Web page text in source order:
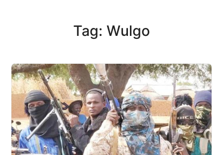
Tag: Wulgo